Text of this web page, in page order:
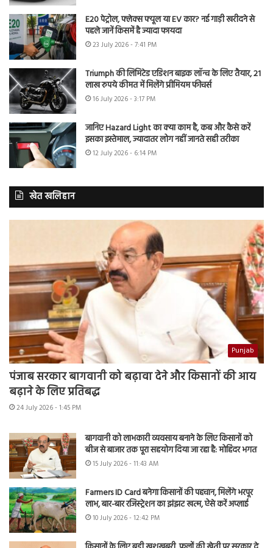
E20 पेट्रोल, फ्लेक्स फ्यूल या EV कार? नई गाड़ी खरीदने से
पहले जानें किसमें है ज्यादा फायदा
23 July 2026 - 7:41 PM
Triumph की लिमिटेड एडिशन बाइक लॉन्च के लिए तैयार, 21
लाख रुपये कीमत में मिलेंगे प्रीमियम फीचर्स
16 July 2026 - 3:17 PM
जानिए Hazard Light का क्या काम है, कब और कैसे करें
इसका इस्तेमाल, ज्यादातर लोग नहीं जानते सही तरीका
12 July 2026 - 6:14 PM
खेत खलिहान
Punjab
पंजाब सरकार बागवानी को बढ़ावा देने और किसानों की आय
बढ़ाने के लिए प्रतिबद्ध
24 July 2026 - 1:45 PM
बागवानी को लाभकारी व्यवसाय बनाने के लिए किसानों को
बीज से बाजार तक पूरा सहयोग दिया जा रहा है: मोहिंदर भगत
15 July 2026 - 11:43 AM
Farmers ID Card बनेगा किसानों की पहचान, मिलेंगे भरपूर
लाभ, बार-बार रजिस्ट्रेशन का झंझट खत्म, ऐसे करें अप्लाई
10 July 2026 - 12:42 PM